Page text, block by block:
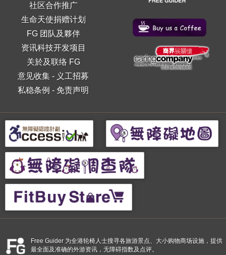
社区合作推广
生命天使捐赠计划
FG 团队及夥伴
资讯科技开发项目
关於及联络 FG
意见收集 - 义工招募
私稳条例 - 免责声明
Free Guider 为全港轮椅人士搜寻各旅游景点、大小购物商场设施，提供
最全面及准确的外游资讯，无障碍指数及点评。